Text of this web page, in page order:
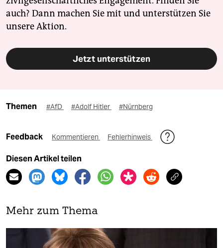
auch? Dann machen Sie mit und unterstützen Sie
unsere Aktion.
Jetzt unterstützen
Themen #AfD #Adolf Hitler #Nürnberg
Feedback Kommentieren Fehlerhinweis
Diesen Artikel teilen
Mehr zum Thema